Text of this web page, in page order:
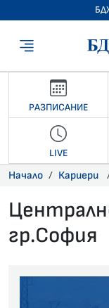
РАЗПИСАНИЕ
LIVE
Начало Кариери
гр.София